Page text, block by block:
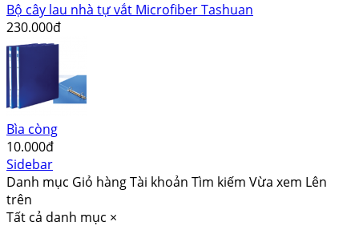
Bộ cây lau nhà tự vắt Microfiber Tashuan
230.000đ
Bìa còng
10.000đ
Sidebar
Danh mục Giỏ hàngTài khoản Tìm kiếm Vừa xem Lên
trên
Tất cả danh mục ×